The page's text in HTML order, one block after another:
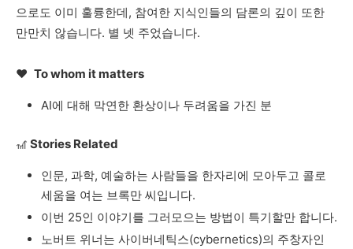
으로도 이미 훌륭한데, 참여한 지식인들의 담론의 깊이 또한
만만치 않습니다. 별 넷 주었습니다.
❤️ To whom it matters
AI에 대해 막연한 환상이나 두려움을 가진 분
🎢 Stories Related
인문, 과학, 예술하는 사람들을 한자리에 모아두고 콜로
세움을 여는 브록만 씨입니다.
이번 25인 이야기를 그러모으는 방법이 특기할만 합니다.
노버트 위너는 사이버네틱스(cybernetics)의 주창자인